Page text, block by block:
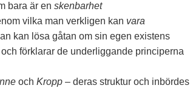
bara är en skenbarhet
vilka man verkligen kan vara
kan lösa gåtan om sin egen existens
förklarar de underliggande principerna
och Kropp – deras struktur och inbördes